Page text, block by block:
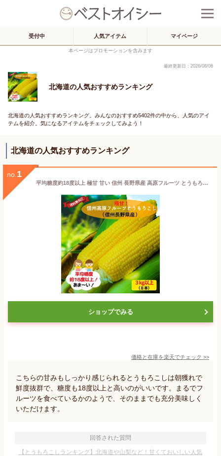
受付中 人気アイテム マイページ
本ページはプロモーションを含みます
最終更新日：2026/08/06
北海道の人気おすすめランキング
北海道の人気おすすめランキング。みんなのおすすめ5402件の中から、人気のアイ
テムを紹介。気になるアイテムをチェックしてみよう！
北海道の人気おすすめランキング
no. 1
平均糖度約18度以上 極甘 甘い 信州 長野県産 高原フルーツ とうもろこし 3kg以上（8本）大物 トウモロコシ ゴールドラッシュ 朝採れ 本州のみ送料無料
ショップでみる
価格と在庫を楽天でチェック >>
こちらの甘みもしっかり感じられるとうもろこしは朝獲れで
鮮度抜群で、糖度も18度以上と高いのがいいです。まるでフ
ルーツを食べているかのようで、そのままでも充分美味しく
いただけます。
回答された質問
【とうもろこしランキング】北海道や山梨など！甘くておいしい人気